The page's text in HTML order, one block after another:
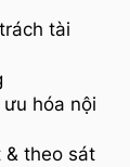
tài
hóa nội
& theo sát